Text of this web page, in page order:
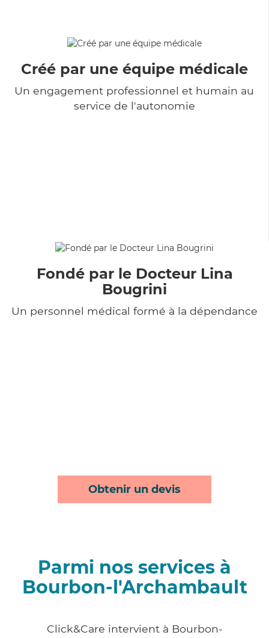
Créé par une équipe médicale
Un engagement professionnel et humain au
service de l'autonomie
Fondé par le Docteur Lina
Bougrini
Un personnel médical formé à la dépendance
Obtenir un devis
Parmi nos services à
Bourbon-l'Archambault
Click&Care intervient à Bourbon-